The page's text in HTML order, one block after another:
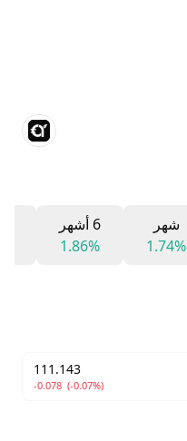
شهر
1.74%
6 أشهر
1.86%
111.143
-0.078 (-0.07%)